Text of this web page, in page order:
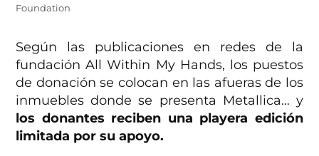
Foundation
Según las publicaciones en redes de la
fundación All Within My Hands, los puestos
de donación se colocan en las afueras de los
inmuebles donde se presenta Metallica… y
los donantes reciben una playera edición
limitada por su apoyo.